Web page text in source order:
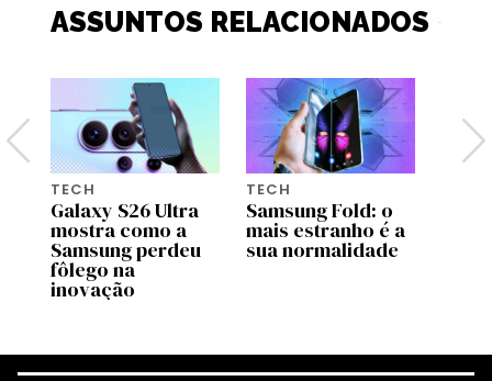
ASSUNTOS RELACIONADOS
TECH
Galaxy S26 Ultra
mostra como a
Samsung perdeu
fôlego na
inovação
TECH
Samsung Fold: o
mais estranho é a
sua normalidade